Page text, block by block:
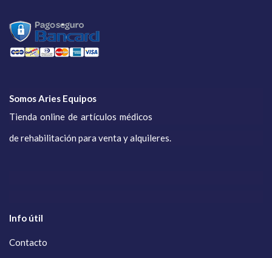
Somos Aries Equipos
Tienda online de artículos médicos
de rehabilitación para venta y alquileres.
Info útil
Contacto